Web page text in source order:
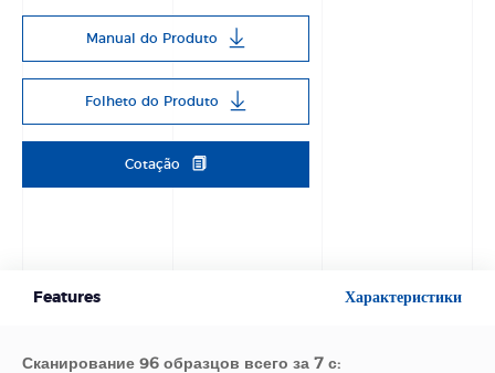
Manual do Produto
Folheto do Produto
Cotação
Features Характеристики
Сканирование 96 образцов всего за 7 с: